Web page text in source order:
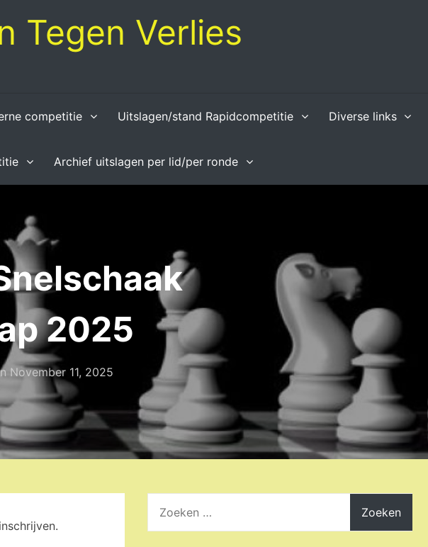
Tegen Verlies
competitie Uitslagen/stand Rapidcompetitie Diverse links
Archief uitslagen per lid/per ronde
2025
November 11, 2025
naar: